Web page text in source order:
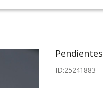
ID:25241883